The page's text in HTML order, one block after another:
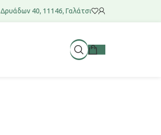
Δρυάδων 40, 11146, Γαλάτσι